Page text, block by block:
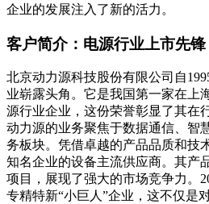
企业的发展注入了新的活力。
客户简介：电源行业上市先锋
北京动力源科技股份有限公司自
业崭露头角。它是我国第一家在上
源行业企业，这份荣誉彰显了其在
动力源的业务聚焦于数据通信、智
务板块。凭借卓越的产品品质和技
知名企业的设备主流供应商。其产
项目，展现了强大的市场竞争力。
专精特新“小巨人”企业，这不仅是